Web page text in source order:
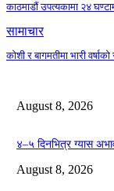
काठमाडौं उपत्यकामा २४
सामाचार
कोशी र बागमतीमा भारी
August 8, 2026
४–५ दिनभित्र ग्यास
August 8, 2026